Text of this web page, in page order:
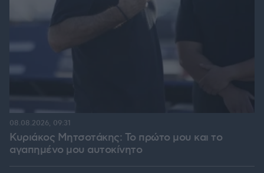
Κυριάκος Μητσοτάκης: Το πρώτο μου και το
αγαπημένο μου αυτοκίνητο
08.08.2026, 09:31